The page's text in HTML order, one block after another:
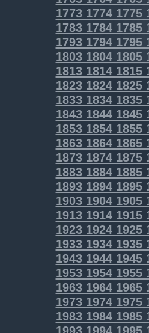
177317741775
178317841785
179317941795
180318041805
181318141815
182318241825
183318341835
184318441845
185318541855
186318641865
187318741875
188318841885
189318941895
190319041905
191319141915
192319241925
193319341935
194319441945
195319541955
196319641965
197319741975
198319841985